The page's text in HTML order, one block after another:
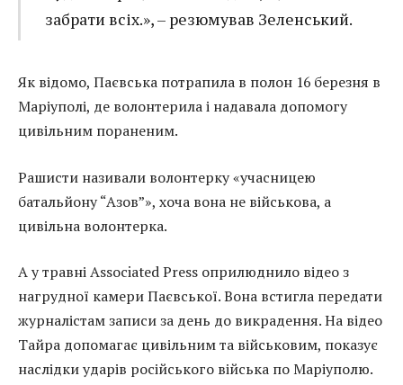
забрати всіх.», – резюмував Зеленський.
Як відомо, Паєвська потрапила в полон 16 березня в
Маріуполі, де волонтерила і надавала допомогу
цивільним пораненим.
Рашисти називали волонтерку «учасницею
батальйону “Азов”», хоча вона не військова, а
цивільна волонтерка.
А у травні Associated Press оприлюднило відео з
нагрудної камери Паєвської. Вона встигла передати
журналістам записи за день до викрадення. На відео
Тайра допомагає цивільним та військовим, показує
наслідки ударів російського війська по Маріуполю.